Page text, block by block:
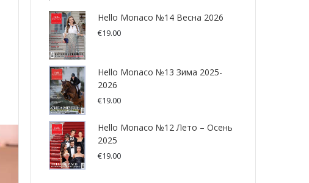
Hello Monaco №14 Весна 2026
€19.00
Hello Monaco №13 Зима 2025-
2026
€19.00
Hello Monaco №12 Лето – Осень
2025
€19.00